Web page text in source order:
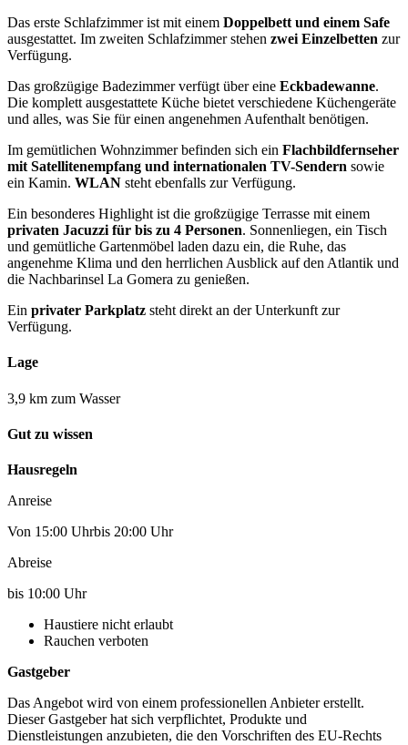
Das erste Schlafzimmer ist mit einem Doppelbett und einem Safe
ausgestattet. Im zweiten Schlafzimmer stehen zwei Einzelbetten zur
Verfügung.
Das großzügige Badezimmer verfügt über eine Eckbadewanne.
Die komplett ausgestattete Küche bietet verschiedene Küchengeräte
und alles, was Sie für einen angenehmen Aufenthalt benötigen.
Im gemütlichen Wohnzimmer befinden sich ein Flachbildfernseher
mit Satellitenempfang und internationalen TV-Sendern sowie
ein Kamin. WLAN steht ebenfalls zur Verfügung.
Ein besonderes Highlight ist die großzügige Terrasse mit einem
privaten Jacuzzi für bis zu 4 Personen. Sonnenliegen, ein Tisch
und gemütliche Gartenmöbel laden dazu ein, die Ruhe, das
angenehme Klima und den herrlichen Ausblick auf den Atlantik und
die Nachbarinsel La Gomera zu genießen.
Ein privater Parkplatz steht direkt an der Unterkunft zur
Verfügung.
Lage
3,9 km zum Wasser
Gut zu wissen
Hausregeln
Anreise
Von 15:00 Uhrbis 20:00 Uhr
Abreise
bis 10:00 Uhr
Haustiere nicht erlaubt
Rauchen verboten
Gastgeber
Das Angebot wird von einem professionellen Anbieter erstellt.
Dieser Gastgeber hat sich verpflichtet, Produkte und
Dienstleistungen anzubieten, die den Vorschriften des EU-Rechts